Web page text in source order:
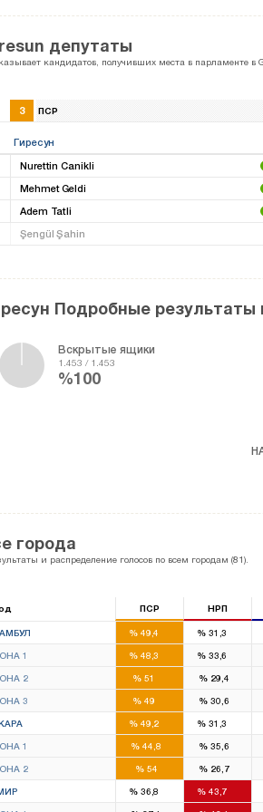
депутаты
кандидатов, получивших места в парламенте в
3 ПСР
Гиресун
Nurettin Canikli
Mehmet Geldi
Adem Tatli
Şengül Şahin
Подробные результаты
Вскрытые ящики
1.453 / 1.453
%100
города
и распределение голосов по всем городам (81).
ПСР НРП
%49,4
46
%31,3
29
1 %48,3 %33,6
2 % 51
15
% 29,4
3 % 49 % 30,6
%49,2 %31,3
1 % 44,8 % 35,6
2 %54
9
% 26,7
%36,8 %43,7